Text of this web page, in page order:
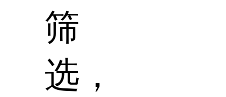
筛
选，